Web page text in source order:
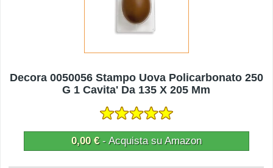
Decora 0050056 Stampo Uova Policarbonato 250
G 1 Cavita' Da 135 X 205 Mm
0,00 €- Acquista su Amazon